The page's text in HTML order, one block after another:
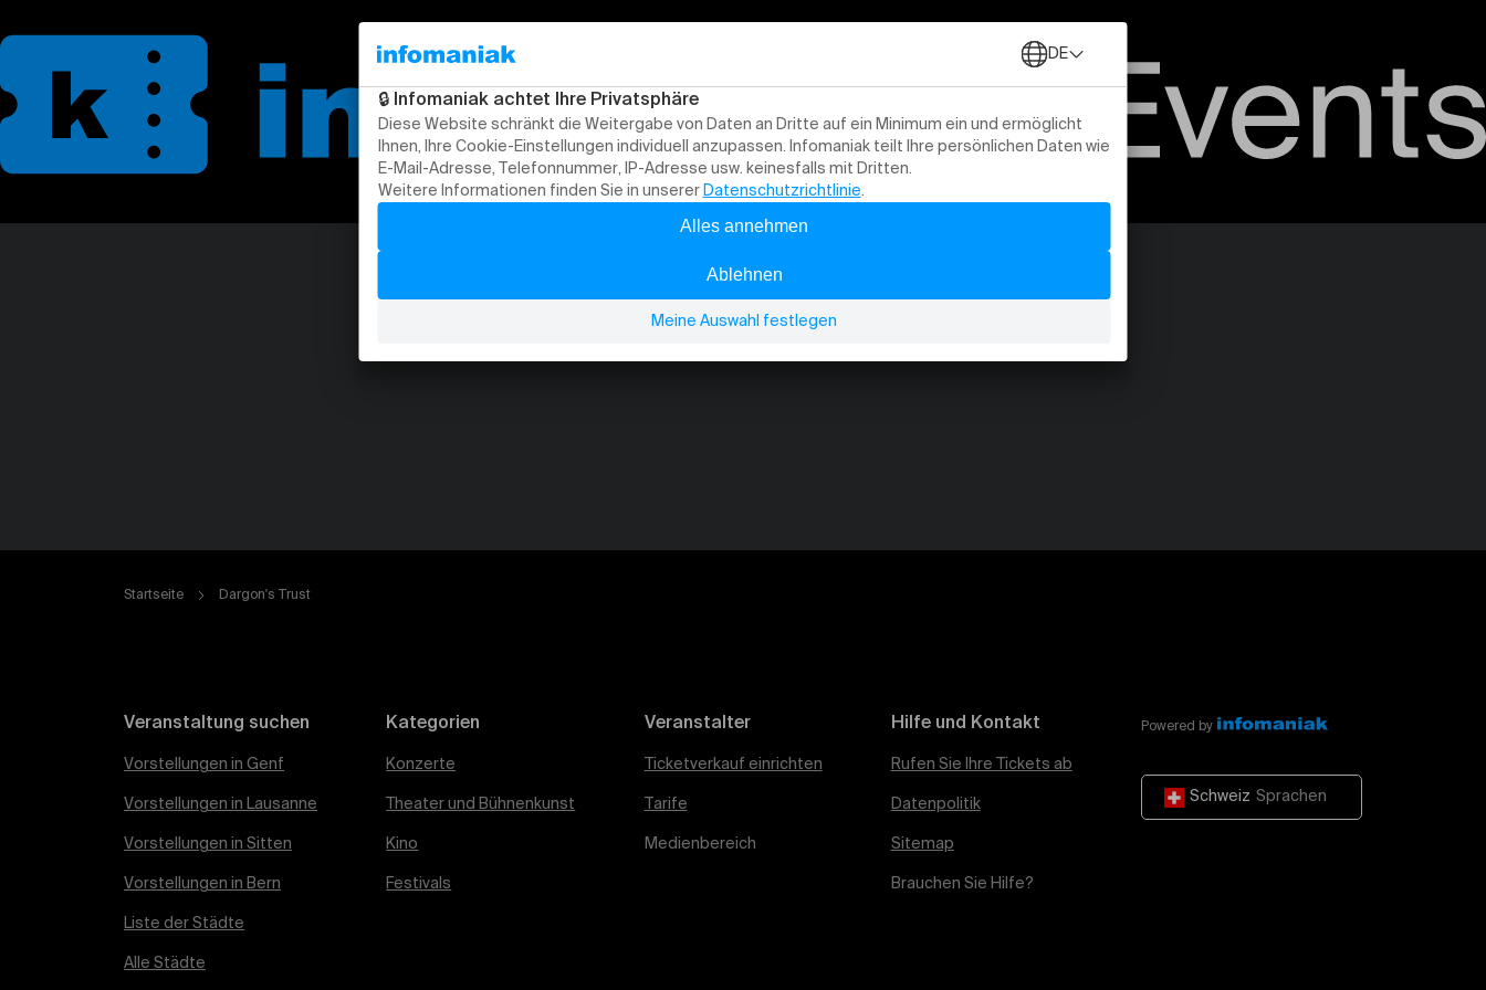
Startseite Dargon's Trust
Veranstaltung suchen
Vorstellungen in Genf
Vorstellungen in Lausanne
Vorstellungen in Sitten
Vorstellungen in Bern
Liste der Städte
Alle Städte
Kategorien
Konzerte
Theater und Bühnenkunst
Kino
Festivals
Veranstalter
Ticketverkauf einrichten
Tarife
Medienbereich
Hilfe und Kontakt
Rufen Sie Ihre Tickets ab
Datenpolitik
Sitemap
Brauchen Sie Hilfe?
Powered by
Schweiz Sprachen